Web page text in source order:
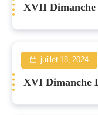
XVII Dimanche
juillet 18, 2024
XVI Dimanche